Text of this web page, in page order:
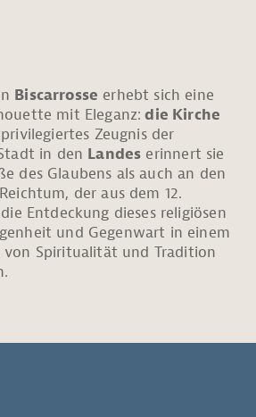
Biscarrosse erhebt sich eine
mit Eleganz: die Kirche
Zeugnis der
in den Landes erinnert sie
des Glaubens als auch an den
der aus dem 12.
Entdeckung dieses religiösen
und Gegenwart in einem
von Spiritualität und Tradition